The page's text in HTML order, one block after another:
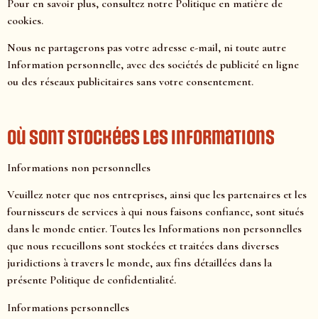
Pour en savoir plus, consultez notre Politique en matière de
cookies.
Nous ne partagerons pas votre adresse e-mail, ni toute autre
Information personnelle, avec des sociétés de publicité en ligne
ou des réseaux publicitaires sans votre consentement.
Où sont stockées les informations
Informations non personnelles
Veuillez noter que nos entreprises, ainsi que les partenaires et les
fournisseurs de services à qui nous faisons confiance, sont situés
dans le monde entier. Toutes les Informations non personnelles
que nous recueillons sont stockées et traitées dans diverses
juridictions à travers le monde, aux fins détaillées dans la
présente Politique de confidentialité.
Informations personnelles